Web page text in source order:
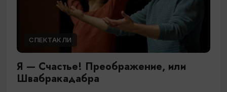
СПЕКТАКЛИ
Я — Счастье! Преображение, или
Швабракадабра